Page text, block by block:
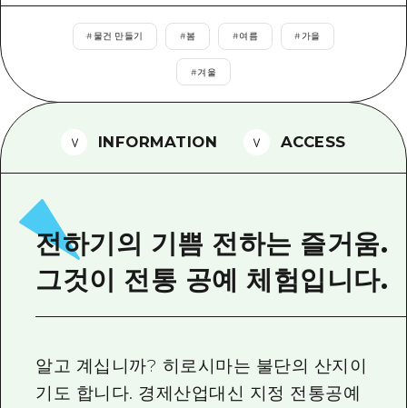
자연
1박 2일
2박 3일
자원봉사 가이드
히로시마현내 매력을 동영상으로 소개!
관광 안내 책자
#물건 만들기 #봄 #여름 #가을
#겨울
INFORMATION ACCESS
전하기의 기쁨 전하는 즐거움.
그것이 전통 공예 체험입니다.
알고 계십니까? 히로시마는 불단의 산지이
기도 합니다. 경제산업대신 지정 전통공예